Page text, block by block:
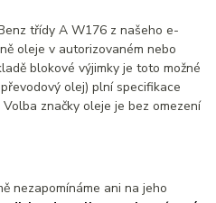
třídy A W176 z našeho e-
oleje v autorizovaném nebo
blokové výjimky je toto možné
olej) plní specifikace
značky oleje je bez omezení
nezapomínáme ani na jeho